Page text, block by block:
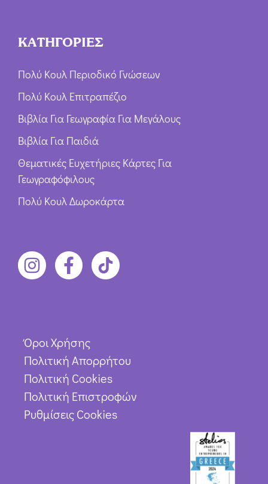
ΚΑΤΗΓΟΡΙΕΣ
Πολύ Κουλ Περιοδικό Γνώσεων
Πολύ Κουλ Επιτραπέζιο
Βιβλία Για Γεωγραφία Για Μεγάλους
Βιβλία Για Παιδιά
Θεματικές Ευχετήριες Κάρτες Για
Γεωγραφόφιλους
Πολύ Κουλ Δωροκάρτα
Όροι Χρήσης
Πολιτική Απορρήτου
Πολιτική Cookies
Πολιτική Επιστροφών
Ρυθμίσεις Cookies